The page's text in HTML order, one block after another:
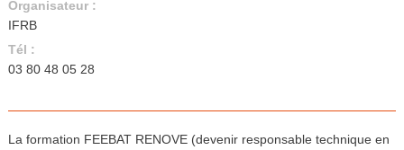
Organisateur :
IFRB
Tél :
03 80 48 05 28
La formation FEEBAT RENOVE (devenir responsable technique en